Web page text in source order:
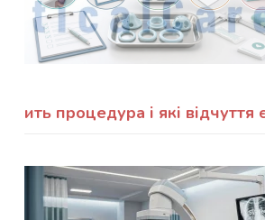
ить процедура і які